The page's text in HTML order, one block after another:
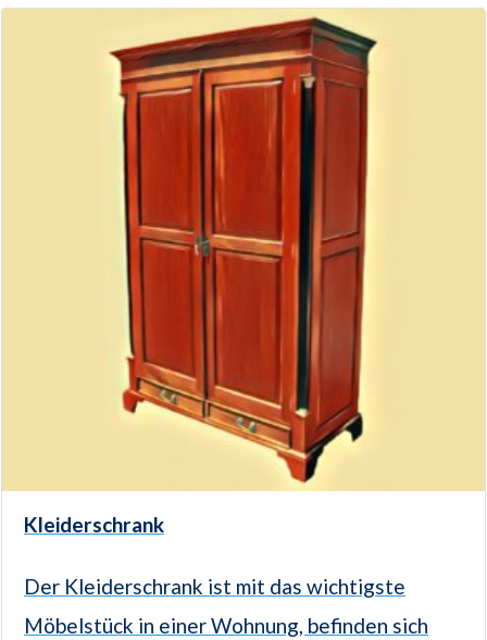
Kleiderschrank
Der Kleiderschrank ist mit das wichtigste
Möbelstück in einer Wohnung, befinden sich